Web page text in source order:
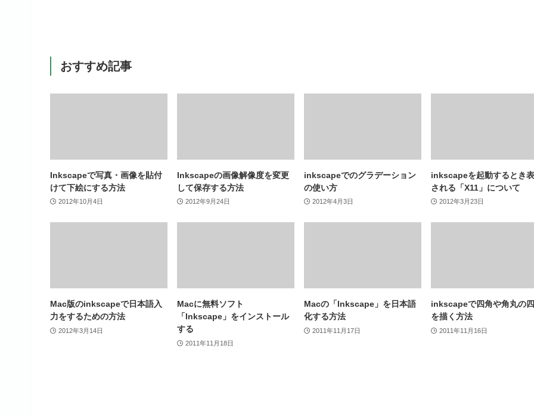
おすすめ記事
Inkscapeで写真・画像を貼付
けて下絵にする方法
2012年10月4日
Inkscapeの画像解像度を変更
して保存する方法
2012年9月24日
inkscapeでのグラデーション
の使い方
2012年4月3日
inkscapeを起動するとき
される「X11」について
2012年3月23日
Mac版のinkscapeで日本語入
力をするための方法
2012年3月14日
Macに無料ソフト
「Inkscape」をインストール
する
2011年11月18日
Macの「Inkscape」を日本語
化する方法
2011年11月17日
inkscapeで四角や角丸の
を描く方法
2011年11月16日